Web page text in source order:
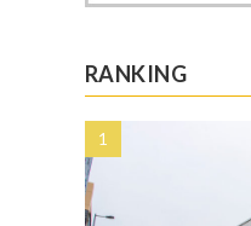
RANKING